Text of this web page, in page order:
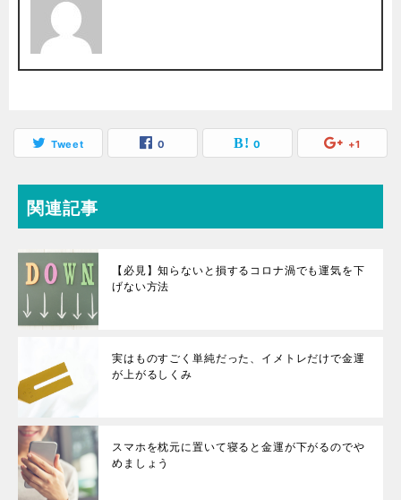
Tweet 0 0 +1
関連記事
【必見】知らないと損するコロナ渦でも運気を下
げない方法
実はものすごく単純だった、イメトレだけで金運
が上がるしくみ
スマホを枕元に置いて寝ると金運が下がるのでや
めましょう